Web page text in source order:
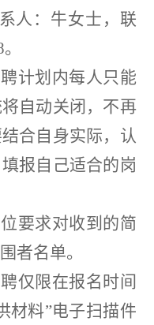
人：牛女士，联
。
计划内每人只能
自动关闭，不再
合自身实际，认
报自己适合的岗
要求对收到的简
者名单。
仅限在报名时间
材料”电子扫描件